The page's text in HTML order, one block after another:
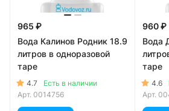
965 ₽
Вода Калинов Родник 18.9
литров в одноразовой
таре
4.7
Есть в наличии
Арт. 0014756
960 ₽
Вода
таре
4.6
Арт.